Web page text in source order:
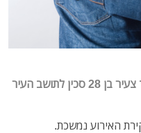
באמצע היום ברחוב סמילנסקי, הצמיד צעיר בן 28 סכין לתושב העיר
האירוע נמשכת.